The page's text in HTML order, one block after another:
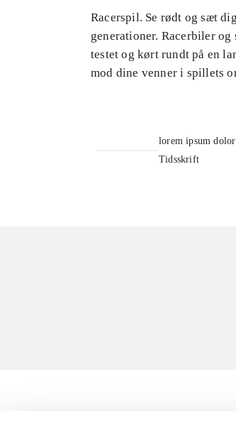
Racerspil. Se rødt og sæt
generationer. Racerbiler
testet og kørt rundt på en
mod dine venner i spillets
lorem ipsum
Tidsskrift